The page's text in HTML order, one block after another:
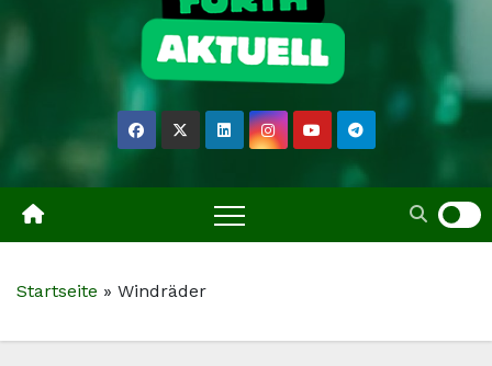
Startseite » Windräder